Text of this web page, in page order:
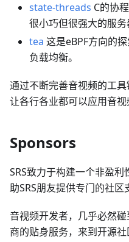
state-threads C的协
很小巧但很强大的服务
tea 这是eBPF方向的
负载均衡。
通过不断完善音视频的工具
让各行各业都可以应用音视
Sponsors
SRS致力于构建一个非盈
助SRS朋友提供专门的社区
音视频开发者，几乎必然
商的贴身服务，来到开源社